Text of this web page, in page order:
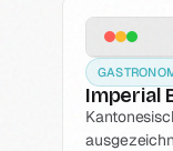
Imperial